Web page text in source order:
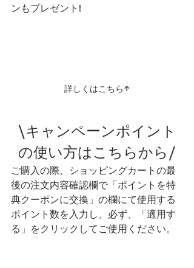
ンもプレゼント!
詳しくはこちら↑
\キャンペーンポイント
の使い方はこちらから/
ご購入の際、ショッピングカートの最
後の注文内容確認欄で「ポイントを特
典クーポンに交換」の欄にて使用する
ポイント数を入力し、必ず、「適用す
る」をクリックしてご使用ください。